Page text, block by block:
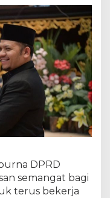
DPRD
semangat bagi
terus bekerja